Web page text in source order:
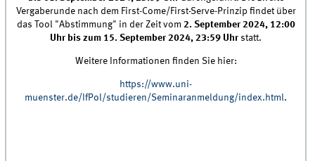
Vergaberunde nach dem First-Come/First-Serve-Prinzip findet über
das Tool "Abstimmung" in der Zeit vom 2. September 2024, 12:00
Uhr bis zum 15. September 2024, 23:59 Uhr statt.
Weitere Informationen finden Sie hier:
https://www.uni-
muenster.de/IfPol/studieren/Seminaranmeldung/index.html.